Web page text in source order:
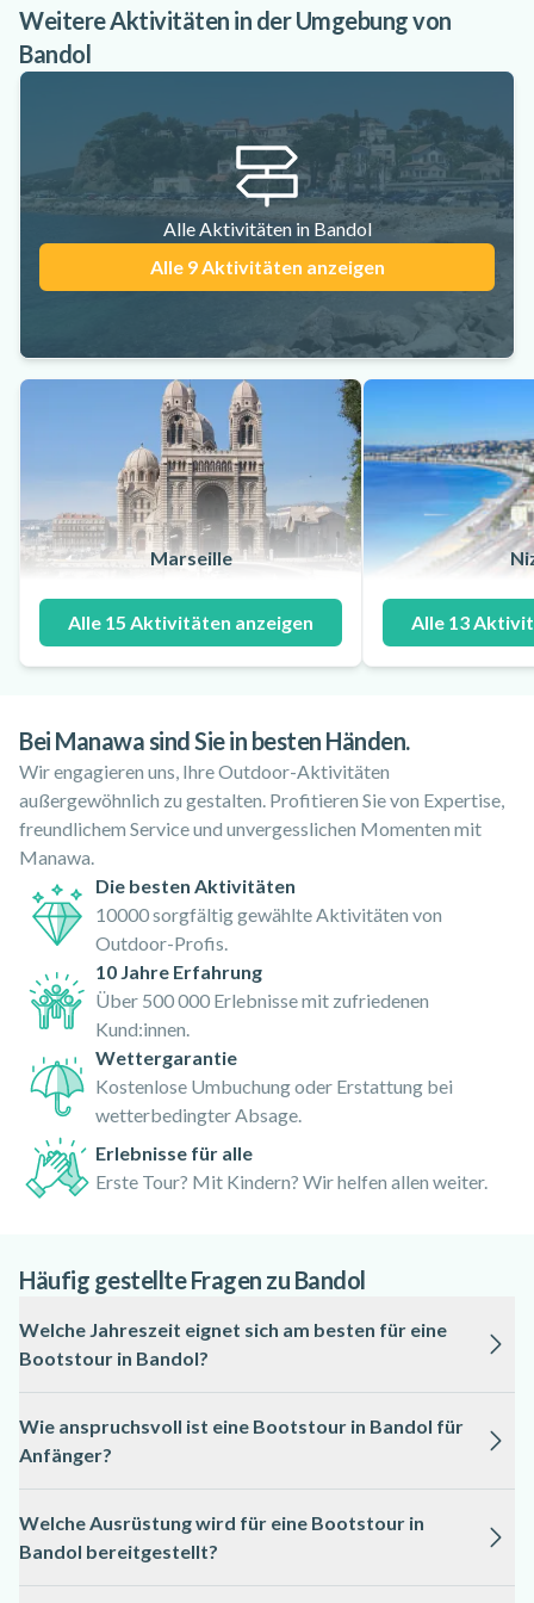
Weitere Aktivitäten in der Umgebung von
Bandol
Alle Aktivitäten in Bandol
Alle 9 Aktivitäten anzeigen
Marseille
Alle 15 Aktivitäten anzeigen Alle 13
Bei Manawa sind Sie in besten Händen.
Wir engagieren uns, Ihre Outdoor-Aktivitäten
außergewöhnlich zu gestalten. Profitieren Sie von Expertise,
freundlichem Service und unvergesslichen Momenten mit
Manawa.
Die besten Aktivitäten
10000 sorgfältig gewählte Aktivitäten von
Outdoor-Profis.
10 Jahre Erfahrung
Über 500 000 Erlebnisse mit zufriedenen
Kund:innen.
Wettergarantie
Kostenlose Umbuchung oder Erstattung bei
wetterbedingter Absage.
Erlebnisse für alle
Erste Tour? Mit Kindern? Wir helfen allen weiter.
Häufig gestellte Fragen zu Bandol
Welche Jahreszeit eignet sich am besten für eine
Bootstour in Bandol?
und September, wenn das Wetter mild ist und das Meer meist
ruhig bleibt. In diesen Monaten sind die Sichtverhältnisse auf
dem Wasser besonders angenehm.
Wie anspruchsvoll ist eine Bootstour in Bandol für
Anfänger?
geeignet, da die Guides die Route und das Tempo an die
Gruppe anpassen. Es sind keine besonderen Vorkenntnisse
erforderlich.
Welche Ausrüstung wird für eine Bootstour in
Bandol bereitgestellt?